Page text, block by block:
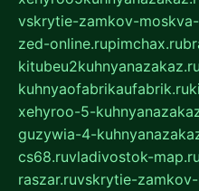
vskrytie-zamkov-moskva-
zed-online.rupimchax.ru
kitubeu2kuhnyanazakaz.ru
kuhnyaofabrikaufabrik.ru
xehyroo-5-
guzywia-4-
cs68.ruvladivostok-map.ru
raszar.ruvskrytie-zamkov-